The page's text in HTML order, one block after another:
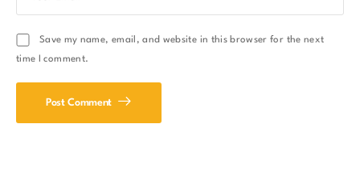
Save my name, email, and website in this browser for the next
time I comment.
Post Comment